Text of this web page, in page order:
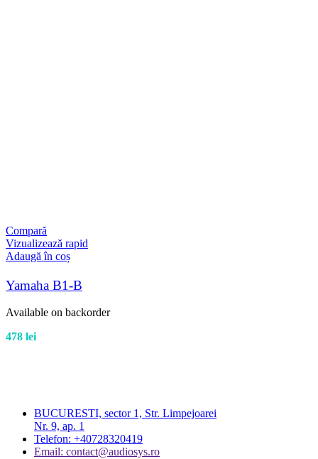
Compară
Vizualizează rapid
Adaugă în coș
Yamaha B1-B
Available on backorder
478 lei
BUCURESTI, sector 1, Str. Limpejoarei
Nr. 9, ap. 1
Telefon: +40728320419
Email: contact@audiosys.ro